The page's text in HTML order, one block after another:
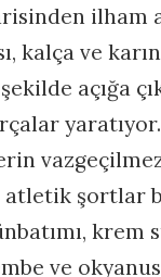
ilham
kalça ve karın
açığa
atletik şortlar
krem
ve